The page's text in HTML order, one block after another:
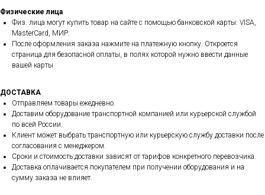
Физические лица
Физ. лица могут купить товар на сайте с помощью банковской карты: VISA,
MasterCard, МИР.
После оформления заказа нажмите на платежную кнопку. Откроется
страница для безопасной оплаты, в полях которой нужно ввести данные
вашей карты.
ДОСТАВКА
Отправляем товары ежедневно.
Доставим оборудование транспортной компанией или курьерской службой
по всей России.
Клиент может выбрать транспортную или курьерскую службу доставки после
согласования с менеджером.
Сроки и стоимость доставки зависят от тарифов конкретного перевозчика.
Доставка оплачивается покупателем при получении оборудования и на
сумму заказа не влияет.